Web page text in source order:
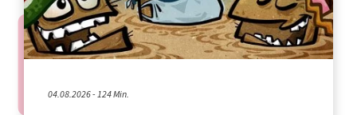
04.08.2026 - 124 Min.